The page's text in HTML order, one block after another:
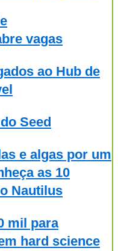
vagas
ao Hub de
Seed
e algas por um
as 10
Nautilus
mil para
hard science